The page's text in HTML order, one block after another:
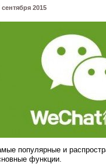
сентября 2015
популярные и
функции.